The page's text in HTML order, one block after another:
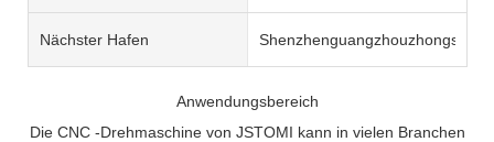
Nächster Hafen Shenzhenguangzhouzhongshan
Anwendungsbereich
Die CNC -Drehmaschine von JSTOMI kann in vielen Branchen